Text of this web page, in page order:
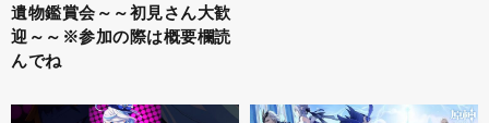
遺物鑑賞会～～初見さん大歓
迎～～※参加の際は概要欄読
んでね